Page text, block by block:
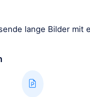
lange Bilder mit